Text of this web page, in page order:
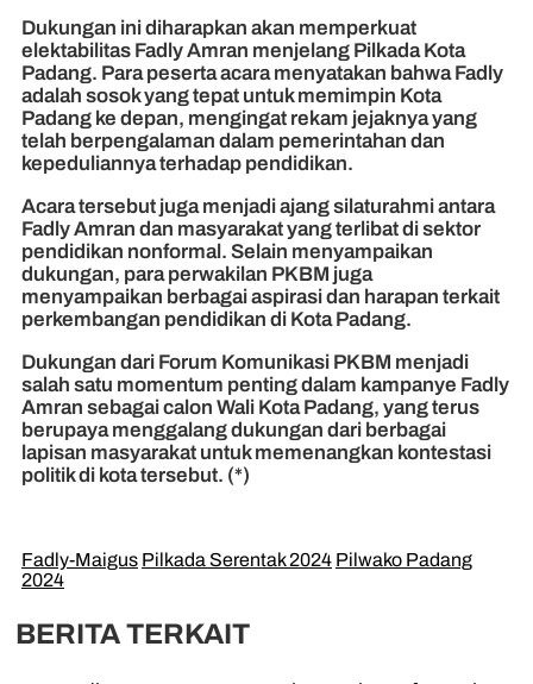
Dukungan ini diharapkan akan memperkuat
elektabilitas Fadly Amran menjelang Pilkada Kota
Padang. Para peserta acara menyatakan bahwa Fadly
adalah sosok yang tepat untuk memimpin Kota
Padang ke depan, mengingat rekam jejaknya yang
telah berpengalaman dalam pemerintahan dan
kepeduliannya terhadap pendidikan.
Acara tersebut juga menjadi ajang silaturahmi antara
Fadly Amran dan masyarakat yang terlibat di sektor
pendidikan nonformal. Selain menyampaikan
dukungan, para perwakilan PKBM juga
menyampaikan berbagai aspirasi dan harapan terkait
perkembangan pendidikan di Kota Padang.
Dukungan dari Forum Komunikasi PKBM menjadi
salah satu momentum penting dalam kampanye Fadly
Amran sebagai calon Wali Kota Padang, yang terus
berupaya menggalang dukungan dari berbagai
lapisan masyarakat untuk memenangkan kontestasi
politik di kota tersebut. (*)
Fadly-Maigus Pilkada Serentak 2024 Pilwako Padang
2024
BERITA TERKAIT